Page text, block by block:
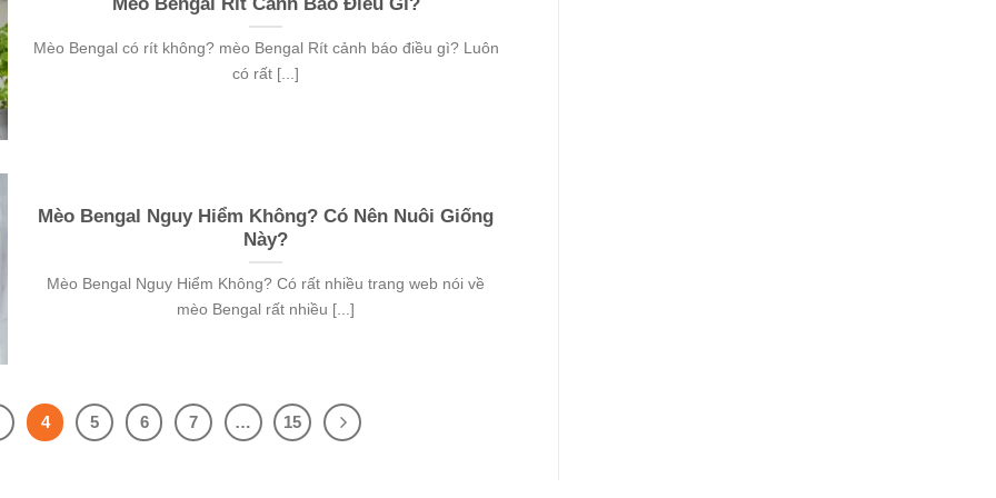
Mèo Bengal có rít không? mèo Bengal Rít cảnh báo điều gì? Luôn
có rất [...]
Mèo Bengal Nguy Hiểm Không? Có Nên Nuôi Giống
Này?
Mèo Bengal Nguy Hiểm Không? Có rất nhiều trang web nói về
mèo Bengal rất nhiều [...]
4 5 6 7 … 15